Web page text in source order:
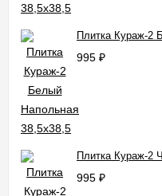
Плитка Кураж-2
995 ₽
Плитка Кураж-2
995 ₽